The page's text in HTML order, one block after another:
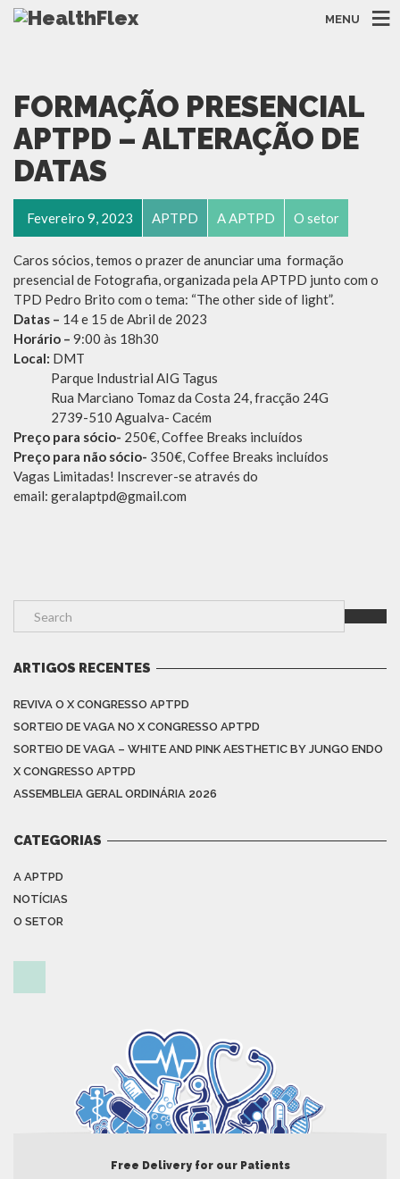
MENU
FORMAÇÃO PRESENCIAL
APTPD – ALTERAÇÃO DE
DATAS
Fevereiro 9, 2023 APTPD A APTPD O setor
Caros sócios, temos o prazer de anunciar uma formação
presencial de Fotografia, organizada pela APTPD junto com o
TPD Pedro Brito com o tema: “The other side of light”.
Datas – 14 e 15 de Abril de 2023
Horário – 9:00 às 18h30
Local: DMT
Parque Industrial AIG Tagus
Rua Marciano Tomaz da Costa 24, fracção 24G
2739-510 Agualva- Cacém
Preço para sócio- 250€, Coffee Breaks incluídos
Preço para não sócio- 350€, Coffee Breaks incluídos
Vagas Limitadas! Inscrever-se através do
email: geralaptpd@gmail.com
ARTIGOS RECENTES
REVIVA O X CONGRESSO APTPD
SORTEIO DE VAGA NO X CONGRESSO APTPD
SORTEIO DE VAGA – WHITE AND PINK AESTHETIC BY JUNGO ENDO
X CONGRESSO APTPD
ASSEMBLEIA GERAL ORDINÁRIA 2026
CATEGORIAS
A APTPD
NOTÍCIAS
O SETOR
Free Delivery for our Patients